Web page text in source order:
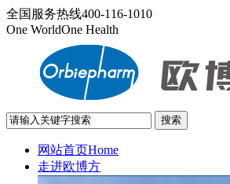
全国服务热线400-116-1010
One WorldOne Health
网站首页Home
走进欧博方